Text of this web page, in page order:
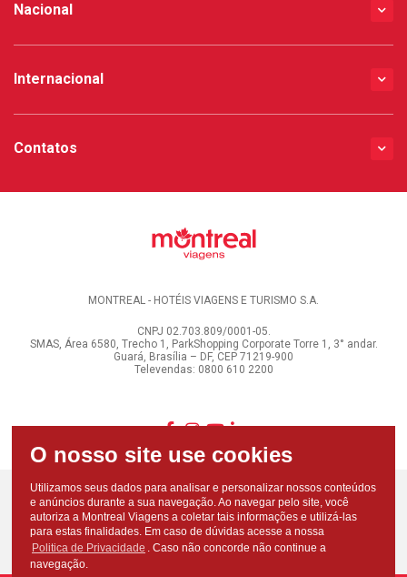
Nacional
Internacional
Contatos
MONTREAL - HOTÉIS VIAGENS E TURISMO S.A.
CNPJ 02.703.809/0001-05.
SMAS, Área 6580, Trecho 1, ParkShopping Corporate Torre 1, 3° andar.
Guará, Brasília – DF, CEP 71219-900
Televendas: 0800 610 2200
Utilizamos seus dados para analisar e personalizar nossos conteúdos
e anúncios durante a sua navegação. Ao navegar pelo site, você
autoriza a Montreal Viagens a coletar tais informações e utilizá-las
para estas finalidades. Em caso de dúvidas acesse a nossa
Politica de Privacidade . Caso não concorde não continue a
navegação.